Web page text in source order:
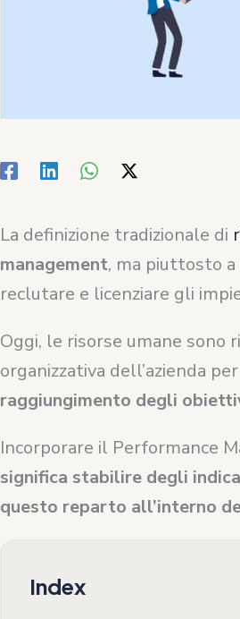
La definizione tradizionale di
management, ma piuttosto a
reclutare e licenziare gli
Oggi, le risorse umane
organizzativa dell’azienda
raggiungimento degli
Incorporare il Performance
significa stabilire degli
questo reparto all’interno
Index